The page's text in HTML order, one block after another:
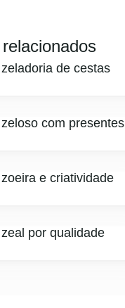
de cestas
com presentes
e criatividade
por qualidade